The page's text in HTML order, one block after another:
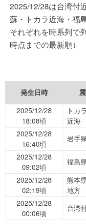
2025/12/28は台湾付
蘇・トカラ近海・福
それぞれを時系列で
時点までの最新順）
発生日時
2025/12/28
18:08頃
トカ
近海
2025/12/28
16:40頃
岩手
2025/12/28
09:02頃
福島
2025/12/28
02:19頃
熊本
地方
2025/12/28
00:06頃
台湾